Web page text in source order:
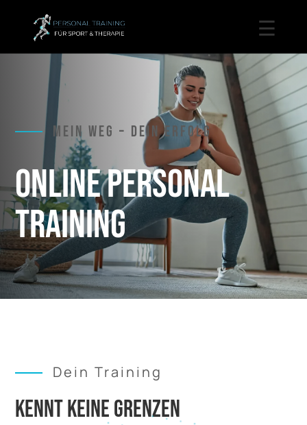
Mein Weg – Dein Erfolg
ONLINE PERSONAL
TRAINING
Dein Training
KENNT KEINE GRENZEN